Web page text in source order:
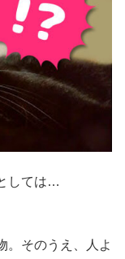
しては…
。そのうえ、人よ